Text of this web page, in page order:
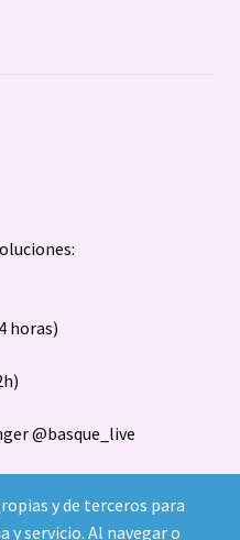
y de terceros para
y servicio. Al navegar o
horas)
@basque_live